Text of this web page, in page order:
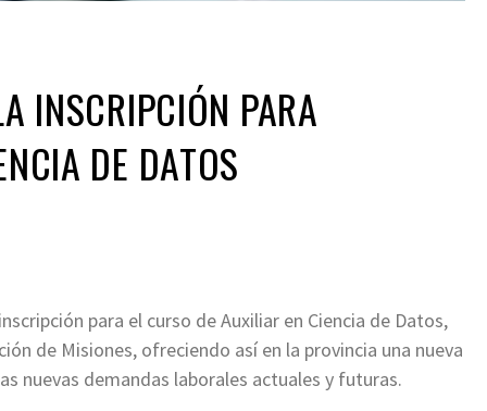
INSCRIPCIÓN PARA
DE DATOS
para el curso de Auxiliar en Ciencia de Datos,
de Misiones, ofreciendo así en la provincia una nueva
nuevas demandas laborales actuales y futuras.